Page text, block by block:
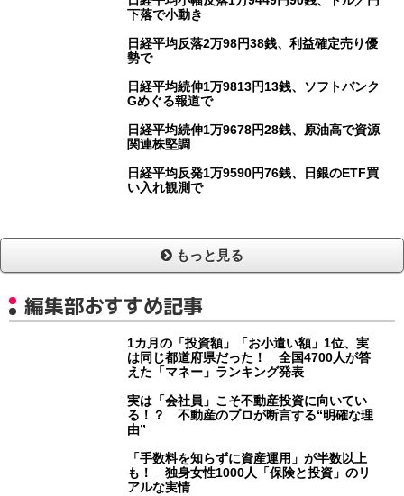
下落で小動き
日経平均反落2万98円38銭、利益確定売り優
勢で
日経平均続伸1万9813円13銭、ソフトバンク
Gめぐる報道で
日経平均続伸1万9678円28銭、原油高で資源
関連株堅調
日経平均反発1万9590円76銭、日銀のETF買
い入れ観測で
もっと見る
編集部おすすめ記事
1カ月の「投資額」「お小遣い額」1位、実
は同じ都道府県だった！ 全国4700人が答
えた「マネー」ランキング発表
実は「会社員」こそ不動産投資に向いてい
る！？ 不動産のプロが断言する“明確な理
由”
「手数料を知らずに資産運用」が半数以上
も！ 独身女性1000人「保険と投資」のリ
アルな実情